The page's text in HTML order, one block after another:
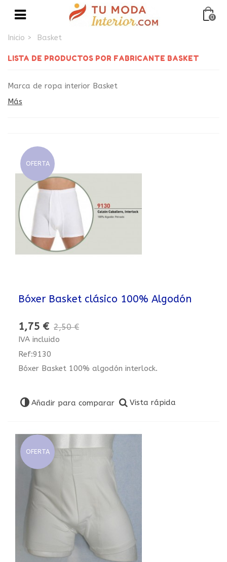
0
Inicio > Basket
LISTA DE PRODUCTOS POR FABRICANTE BASKET
Marca de ropa interior Basket
Más
OFERTA
Bóxer Basket clásico 100% Algodón
1,75 € 2,50 €
IVA incluido
Ref:9130
Bóxer Basket 100% algodón interlock.
Añadir para comparar Vista rápida
OFERTA